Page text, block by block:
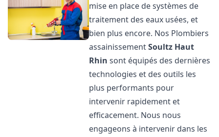
mise en place de systèmes de
traitement des eaux usées, et
bien plus encore. Nos Plombiers
assainissementSoultz Haut
Rhin sont équipés des dernières
technologies et des outils les
plus performants pour
intervenir rapidement et
efficacement. Nous nous
engageons à intervenir dans les